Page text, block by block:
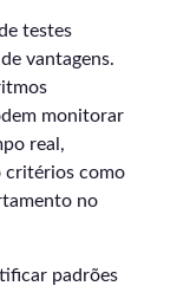
testes
vantagens.
monitorar
real,
critérios como
no
padrões